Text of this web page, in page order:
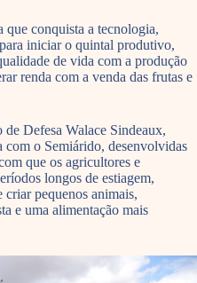
que conquista a tecnologia,
iniciar o quintal produtivo,
de vida com a produção
renda com a venda das frutas e
Defesa Walace Sindeaux,
com o Semiárido, desenvolvidas
que os agricultores e
longos de estiagem,
pequenos animais,
e uma alimentação mais